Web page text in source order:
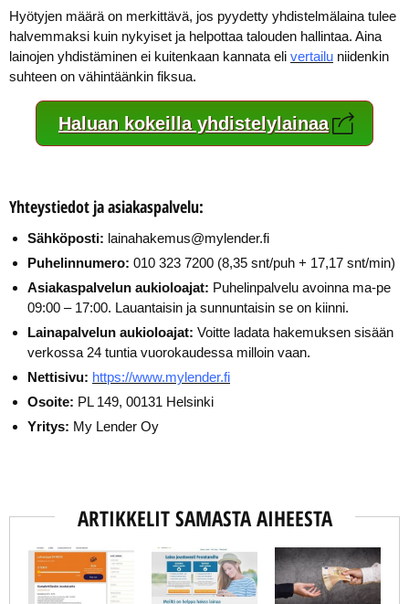
Hyötyjen määrä on merkittävä, jos pyydetty yhdistelmälaina tulee
halvemmaksi kuin nykyiset ja helpottaa talouden hallintaa. Aina
lainojen yhdistäminen ei kuitenkaan kannata eli vertailu niidenkin
suhteen on vähintäänkin fiksua.
Haluan kokeilla yhdistelylainaa
Yhteystiedot ja asiakaspalvelu:
Sähköposti: lainahakemus@mylender.fi
Puhelinnumero: 010 323 7200 (8,35 snt/puh + 17,17 snt/min)
Asiakaspalvelun aukioloajat: Puhelinpalvelu avoinna ma-pe
09:00 – 17:00. Lauantaisin ja sunnuntaisin se on kiinni.
Lainapalvelun aukioloajat: Voitte ladata hakemuksen sisään
verkossa 24 tuntia vuorokaudessa milloin vaan.
Nettisivu: https://www.mylender.fi
Osoite: PL 149, 00131 Helsinki
Yritys: My Lender Oy
ARTIKKELIT SAMASTA AIHEESTA